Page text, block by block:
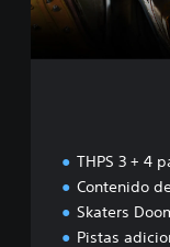
x
THPS 3 + 4
Contenido
Skaters
Pistas